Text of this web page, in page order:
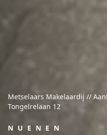
Metselaars Makelaardij //
Tongelrelaan 12
NUENEN